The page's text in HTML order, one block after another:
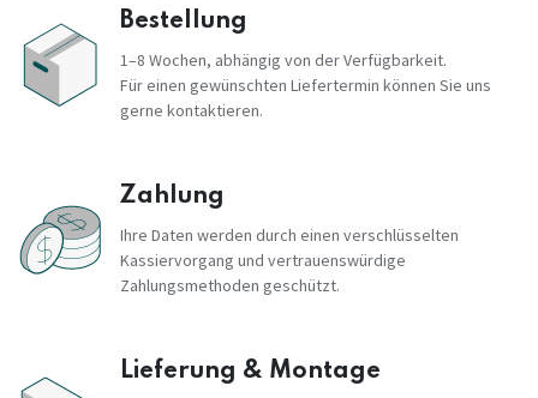
Bestellung
1–8 Wochen, abhängig von der Verfügbarkeit.
Für einen gewünschten Liefertermin können Sie uns
gerne kontaktieren.
Zahlung
Ihre Daten werden durch einen verschlüsselten
Kassiervorgang und vertrauenswürdige
Zahlungsmethoden geschützt.
Lieferung & Montage